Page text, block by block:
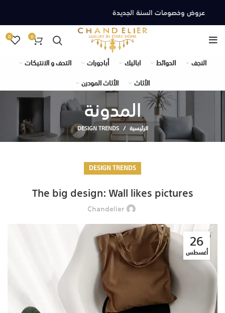
0
0
النجف الحوائط اباليك أباجورات
التحف و الانتيكات
الأثاث
الأثاث المودرن
المدونة
الرئيسية DESIGN TRENDS
DESIGN TRENDS
The big design: Wall likes pictures
Chandelier
26
أغسطس
عروض وخصومات السنة الجديدة